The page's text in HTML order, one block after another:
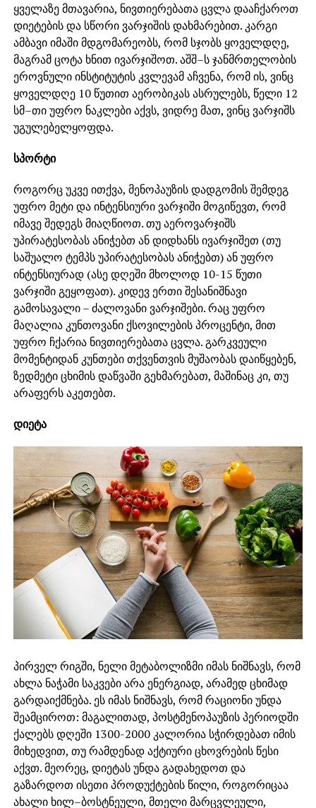
ყველაზე მთავარია, ნივთიერებათა ცვლა დააჩქაროთ
დიეტების და სწორი ვარჯიშის დახმარებით. კარგი
ამბავი იმაში მდგომარეობს, რომ სჯობს ყოველდღე,
მაგრამ ცოტა ხნით ივარჯიშოთ. აშშ–ს ჯანმრთელობის
ეროვნული ინსტიტუტის კვლევამ აჩვენა, რომ ის, ვინც
ყოველდღე 10 წუთით აერობიკას ასრულებს, წელი 12
სმ–თი უფრო ნაკლები აქვს, ვიდრე მათ, ვინც ვარჯიშს
უგულებელყოფდა.
სპორტი
როგორც უკვე ითქვა, მენოპაუზის დადგომის შემდეგ
უფრო მეტი და ინტენსიური ვარჯიში მოგიწევთ, რომ
იმავე შედეგს მიაღწიოთ. თუ აეროვარჯიშს
უპირატესობას ანიჭებთ ან დიდხანს ივარჯიშეთ (თუ
საშუალო ტემპს უპირატესობას ანიჭებთ) ან უფრო
ინტენსიურად (ასე დღეში მხოლოდ 10-15 წუთი
ვარჯიში გეყოფათ). კიდევ ერთი შესანიშნავი
გამოსავალი – ძალოვანი ვარჯიშები. რაც უფრო
მაღალია კუნთოვანი ქსოვილების პროცენტი, მით
უფრო ჩქარია ნივთიერებათა ცვლა. გარკვეული
მომენტიდან კუნთები თქვენთვის მუშაობას დაიწყებენ,
ზედმეტი ცხიმის დაწვაში გეხმარებათ, მაშინაც კი, თუ
არაფერს აკეთებთ.
დიეტა
პირველ რიგში, ნელი მეტაბოლიზმი იმას ნიშნავს, რომ
ახლა ნაჭამი საკვები არა ენერგიად, არამედ ცხიმად
გარდაიქმნება. ეს იმას ნიშნავს, რომ რაციონი უნდა
შეამციროთ: მაგალითად, პოსტმენოპაუზის პერიოდში
ქალებს დღეში 1300-2000 კალორია სჭირდებათ იმის
მიხედვით, თუ რამდენად აქტიური ცხოვრების წესი
აქვთ. მეორეც, დიეტას უნდა გადახედოთ და
გაზარდოთ ისეთი პროდუქტების წილი, როგორიცაა
ახალი ხილ–ბოსტნეული, მთელი მარცვლეული,